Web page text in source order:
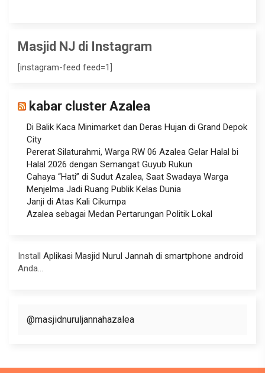
Masjid NJ di Instagram
[instagram-feed feed=1]
kabar cluster Azalea
Di Balik Kaca Minimarket dan Deras Hujan di Grand Depok
City
Pererat Silaturahmi, Warga RW 06 Azalea Gelar Halal bi
Halal 2026 dengan Semangat Guyub Rukun
Cahaya “Hati” di Sudut Azalea, Saat Swadaya Warga
Menjelma Jadi Ruang Publik Kelas Dunia
Janji di Atas Kali Cikumpa
Azalea sebagai Medan Pertarungan Politik Lokal
Install Aplikasi Masjid Nurul Jannah di smartphone android
Anda...
@masjidnuruljannahazalea